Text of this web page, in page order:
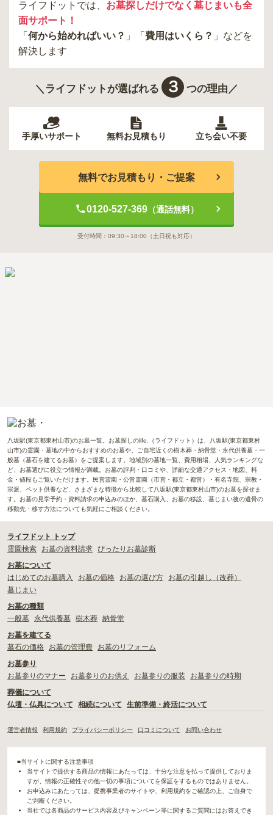
ライフドットでは、 お墓探しだけでなく墓じまいも全
面サポート！
「 何から始めればいい？ 」「 費用はいくら？ 」などを
解決します
＼ライフドットが選ばれる ３ つの理由／
手厚いサポート 無料お見積もり 立ち会い不要
無料でお見積もり・ご提案
0120-527-369（通話無料）
受付時間： 09:30～18:00 （土日祝も対応）
八坂駅(東京都東村山市)のお墓一覧。お墓探しのlife.（ライフドット）は、八坂駅(東京都東村
山市)の霊園・墓地の中からおすすめのお墓や、ご自宅近くの樹木葬・納骨堂・永代供養墓・一
般墓（墓石を建てるお墓）をご提案します。地域別の墓地一覧、費用相場、人気ランキングな
ど、お墓選びに役立つ情報が満載。お墓の評判・口コミや、詳細な交通アクセス・地図、料
金・値段もご覧いただけます。民営霊園・公営霊園（市営・都立・都営）・有名寺院、宗教・
宗派、ペット供養など、さまざまな特徴から比較して八坂駅(東京都東村山市)のお墓を探せま
す。お墓の見学予約・資料請求の申込みのほか、墓石購入、お墓の移設、墓じまい後の遺骨の
移動先・移す方法についても気軽にご相談ください。
ライフドット トップ
霊園検索
お墓の資料請求 ぴったりお墓診断
お墓について
はじめてのお墓購入
お墓の価格 お墓の選び方
お墓の引越し（改葬）
墓じまい
お墓の種類
一般墓
永代供養墓 樹木葬 納骨堂
お墓を建てる
墓石の価格
お墓の管理費
お墓のリフォーム
お墓参り
お墓参りのマナー
お墓参りのお供え お墓参りの服装
お墓参りの時期
葬儀について
仏壇・仏具について
相続について 生前準備・終活について
運営者情報 利用規約 プライバシーポリシー 口コミについて お問い合わせ
■当サイトに関する注意事項
当サイトで提供する商品の情報にあたっては、十分な注意を払って提供しておりま
すが、情報の正確性その他一切の事項についてを保証をするものではありません。
お申込みにあたっては、提携事業者のサイトや、利用規約をご確認の上、ご自身で
ご判断ください。
当社では各商品のサービス内容及びキャンペーン等に関するご質問にはお答えでき